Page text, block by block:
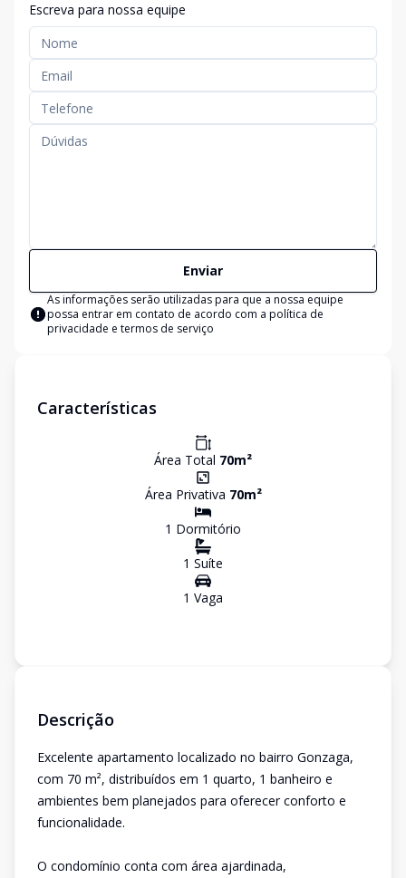
Escreva para nossa equipe
Enviar
As informações serão utilizadas para que a nossa equipe
possa entrar em contato de acordo com a política de
privacidade e termos de serviço
Características
Área Total 70m²
Área Privativa 70m²
1 Dormitório
1 Suíte
1 Vaga
Descrição
Excelente apartamento localizado no bairro Gonzaga,
com 70 m², distribuídos em 1 quarto, 1 banheiro e
ambientes bem planejados para oferecer conforto e
funcionalidade.
O condomínio conta com área ajardinada,